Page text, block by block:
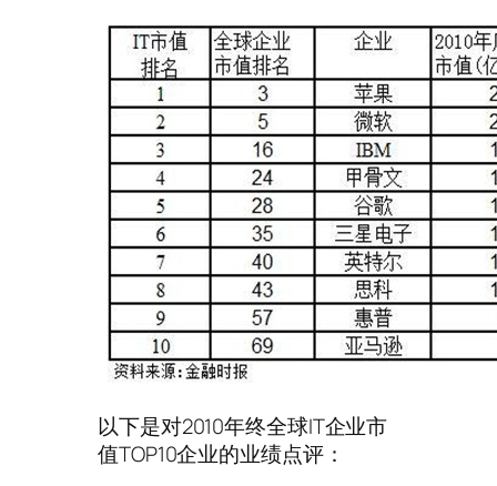
以下是对2010年终全球IT企业市
值TOP10企业的业绩点评：